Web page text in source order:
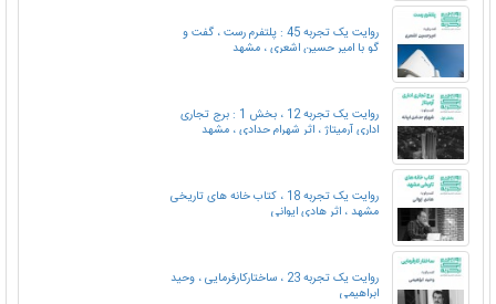
روایت یک تجربه 45 : پلتفرم رست ، گفت و
گو با امیر حسین اشعری ، مشهد
روایت یک تجربه 12 ، بخش 1 : برج تجاری
اداری آرمیتاژ ، اثر شهرام حدادی ، مشهد
روایت یک تجربه 18 ، کتاب خانه های تاریخی
مشهد ، اثر هادی ایوانی
روایت یک تجربه 23 ، ساختارکارفرمایی ، وحید
ابراهیمی